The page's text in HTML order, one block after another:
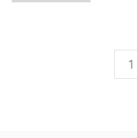
1